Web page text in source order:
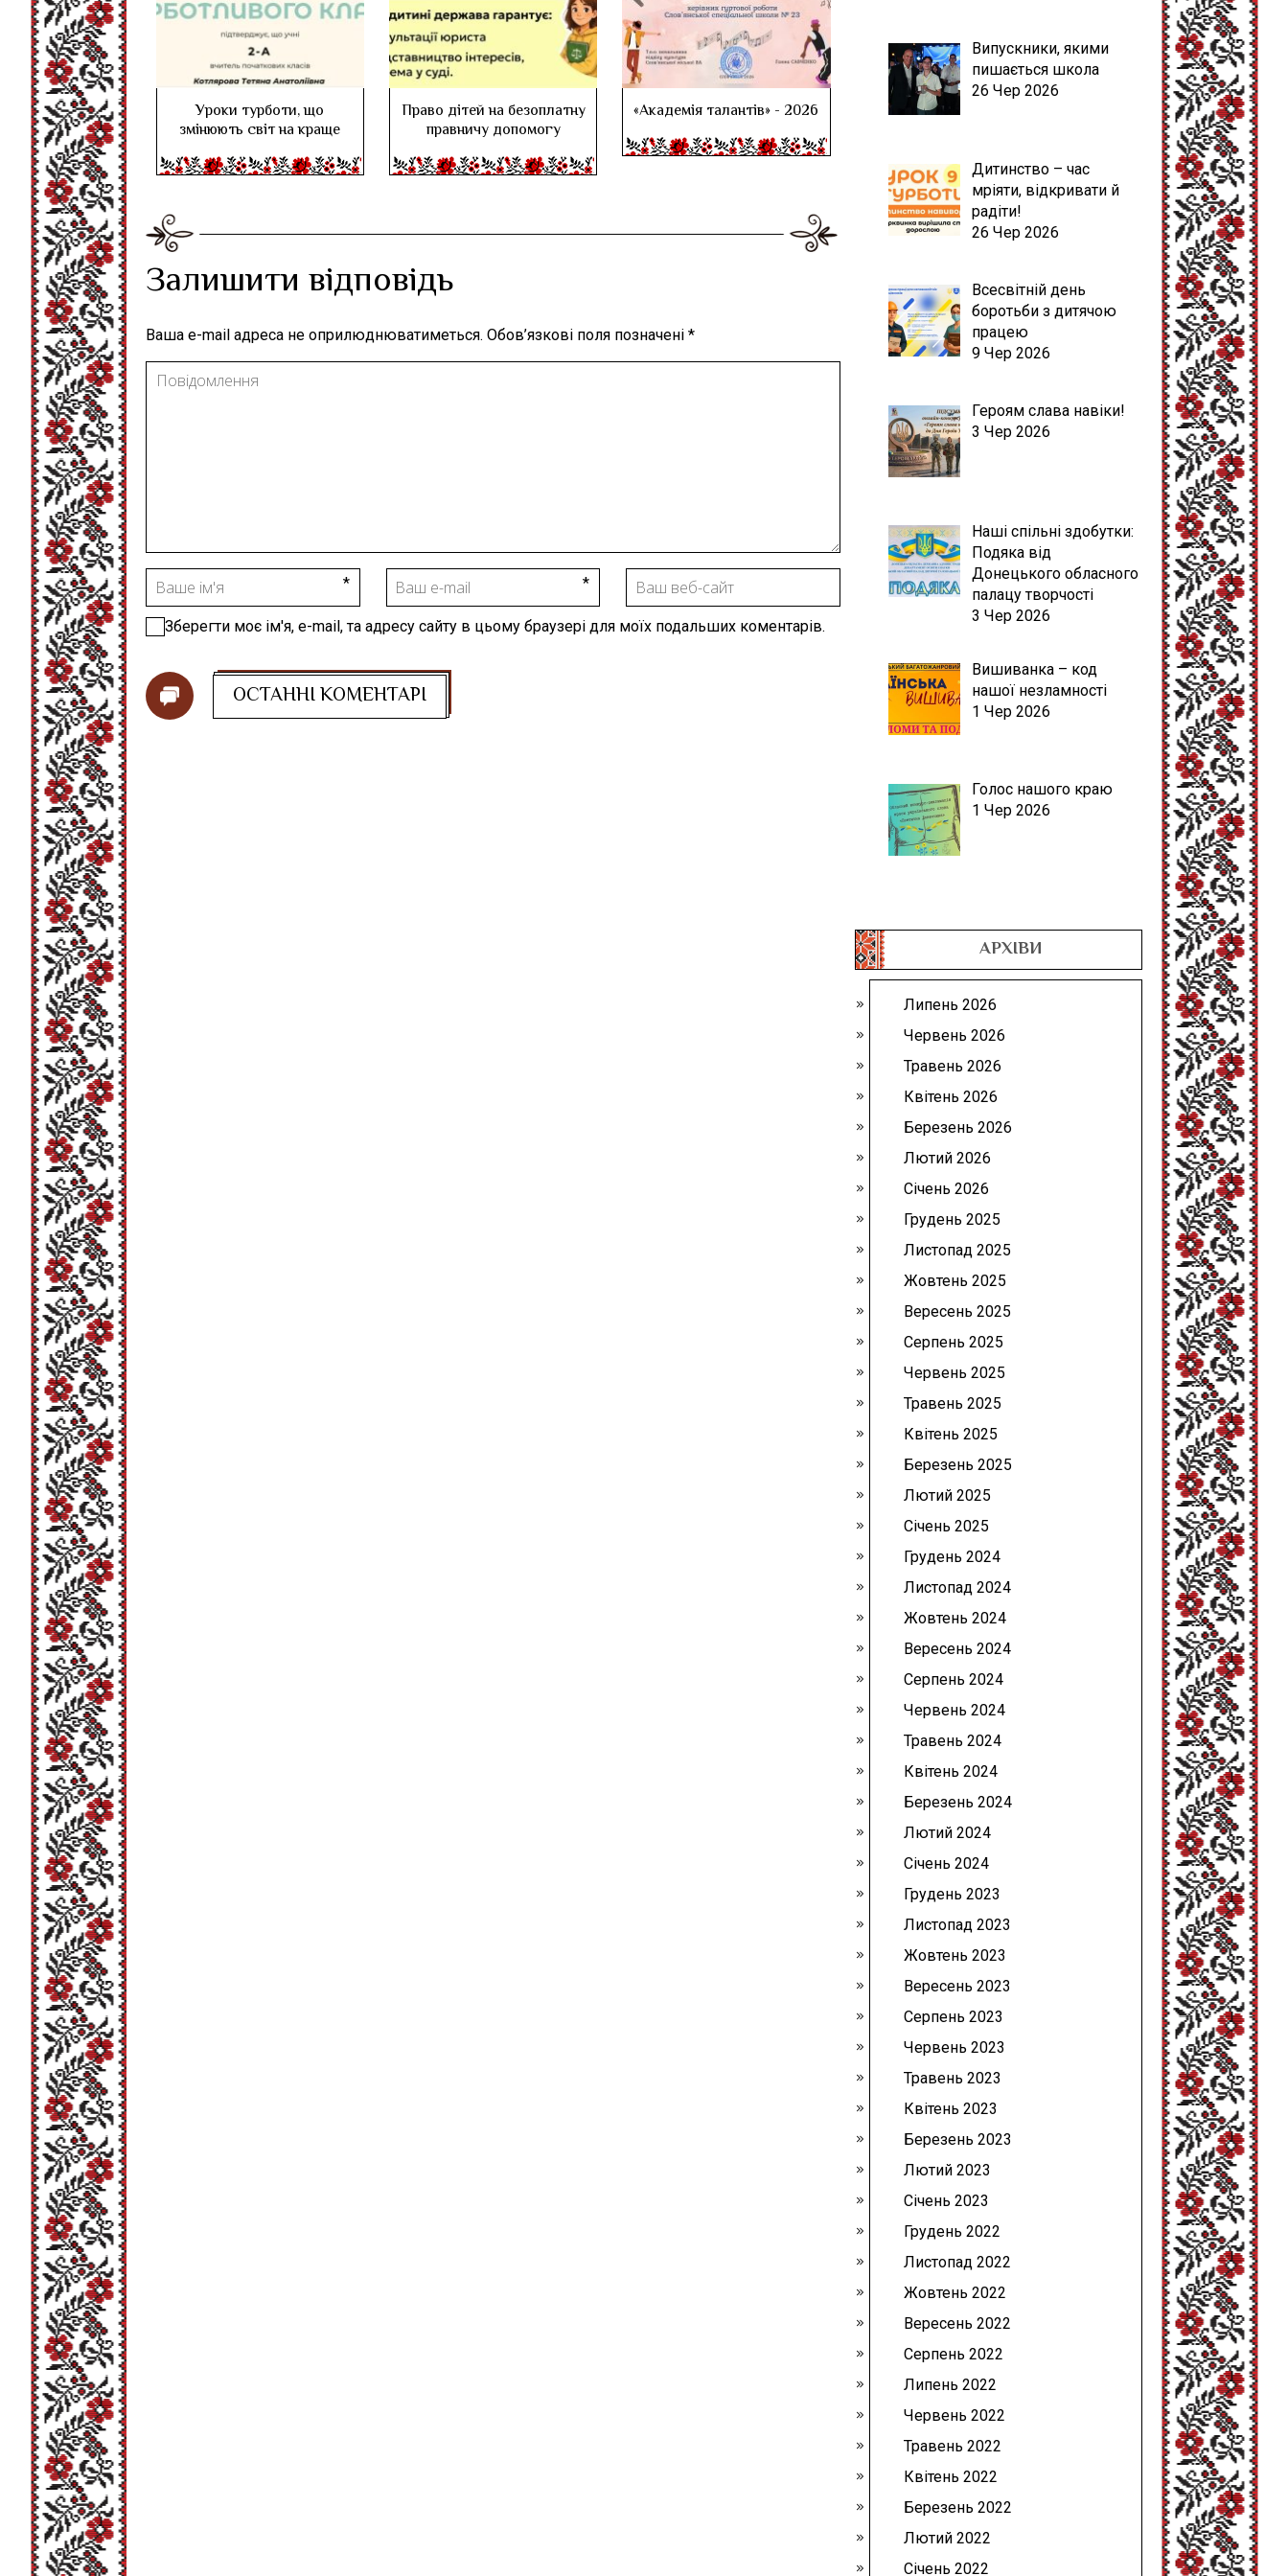
Уроки турботи, що
змінюють світ на краще
Право дітей на безоплатну
правничу допомогу
«Академія талантів» - 2026
Залишити відповідь
Ваша e-mail адреса не оприлюднюватиметься. Обов’язкові поля позначені *
Зберегти моє ім'я, e-mail, та адресу сайту в цьому браузері для моїх подальших коментарів.
Випускники, якими
пишається школа
26 Чер 2026
Дитинство – час
мріяти, відкривати й
радіти!
26 Чер 2026
Всесвітній день
боротьби з дитячою
працею
9 Чер 2026
Героям слава навіки!
3 Чер 2026
Наші спільні здобутки:
Подяка від
Донецького обласного
палацу творчості
3 Чер 2026
Вишиванка – код
нашої незламності
1 Чер 2026
Голос нашого краю
1 Чер 2026
АРХІВИ
Липень 2026
Червень 2026
Травень 2026
Квітень 2026
Березень 2026
Лютий 2026
Січень 2026
Грудень 2025
Листопад 2025
Жовтень 2025
Вересень 2025
Серпень 2025
Червень 2025
Травень 2025
Квітень 2025
Березень 2025
Лютий 2025
Січень 2025
Грудень 2024
Листопад 2024
Жовтень 2024
Вересень 2024
Серпень 2024
Червень 2024
Травень 2024
Квітень 2024
Березень 2024
Лютий 2024
Січень 2024
Грудень 2023
Листопад 2023
Жовтень 2023
Вересень 2023
Серпень 2023
Червень 2023
Травень 2023
Квітень 2023
Березень 2023
Лютий 2023
Січень 2023
Грудень 2022
Листопад 2022
Жовтень 2022
Вересень 2022
Серпень 2022
Липень 2022
Червень 2022
Травень 2022
Квітень 2022
Березень 2022
Лютий 2022
Січень 2022